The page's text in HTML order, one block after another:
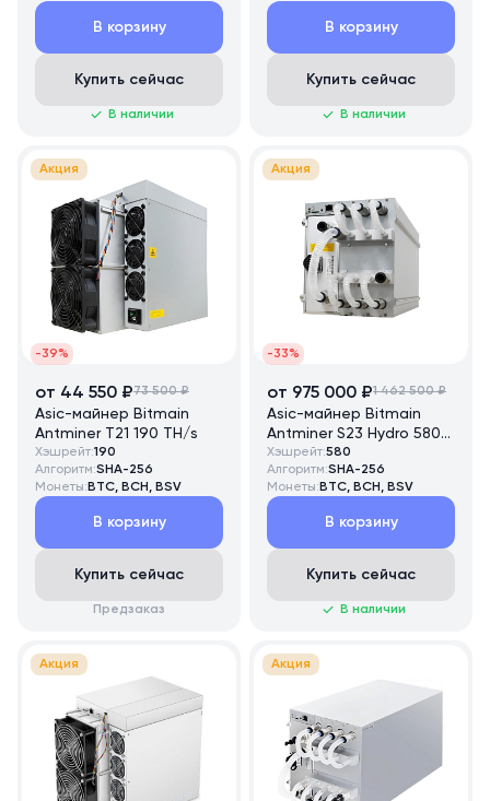
В корзину
Купить сейчас
В наличии
В корзину
Купить сейчас
В наличии
Акция
-39%
от 44 550 ₽73 500 ₽
Asic-майнер Bitmain
Antminer T21 190 TH/s
Хэшрейт:190
Алгоритм:SHA-256
Монеты: BTC, BCH, BSV
В корзину
Купить сейчас
Предзаказ
Акция
-33%
от 975 000 ₽1 462 500 ₽
Asic-майнер Bitmain
Antminer S23 Hydro 580
TH/s
Хэшрейт:580
Алгоритм:SHA-256
Монеты: BTC, BCH, BSV
В корзину
Купить сейчас
В наличии
Акция Акция